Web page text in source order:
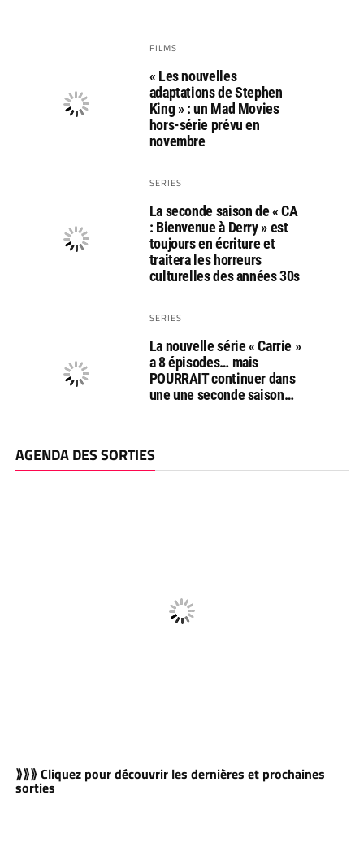
FILMS
« Les nouvelles
adaptations de Stephen
King » : un Mad Movies
hors-série prévu en
novembre
SERIES
La seconde saison de « CA
: Bienvenue à Derry » est
toujours en écriture et
traitera les horreurs
culturelles des années 30s
SERIES
La nouvelle série « Carrie »
a 8 épisodes… mais
POURRAIT continuer dans
une une seconde saison…
AGENDA DES SORTIES
⟫⟫⟫ Cliquez pour découvrir les dernières et prochaines
sorties